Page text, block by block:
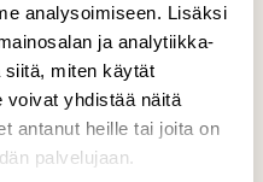
analysoimiseen. Lisäksi
ja analytiikka-
siitä, miten käytät
voivat yhdistää näitä
antanut heille tai joita on
palvelujaan.
oikein on? Pitääkö
Muistan kyllä, että
kuusia.